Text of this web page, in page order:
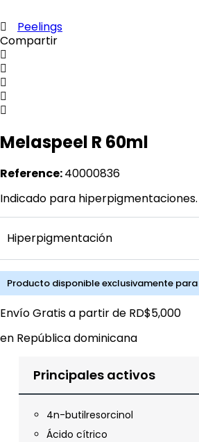
Peelings
Compartir
Melaspeel R 60ml
Reference:40000836
Indicado para hiperpigmentaciones.
Hiperpigmentación
Producto disponible exclusivamente
Envío Gratis a partir de RD$5,000
en República dominicana
Principales activos
4n-butilresorcinol
Ácido cítrico